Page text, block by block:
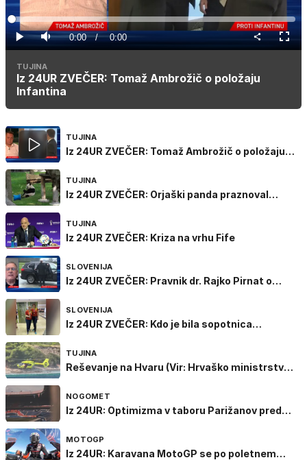
Predvajaj
Predvajaj
Tiho Current
0:00 / Duration
0:00
Loaded:
0%
način
TUJINA
Iz 24UR ZVEČER: Tomaž Ambrožič o položaju
Infantina
TUJINA
Iz 24UR ZVEČER: Tomaž Ambrožič o položaju
TUJINA
Iz 24UR ZVEČER: Orjaški panda praznoval
TUJINA
Iz 24UR ZVEČER: Kriza na vrhu Fife
SLOVENIJA
Iz 24UR ZVEČER: Pravnik dr. Rajko Pirnat o
SLOVENIJA
Iz 24UR ZVEČER: Kdo je bila sopotnica
TUJINA
Reševanje na Hvaru (Vir: Hrvaško ministrstvo
NOGOMET
Iz 24UR: Optimizma v taboru Parižanov pred
MOTOGP
Iz 24UR: Karavana MotoGP se po poletnem